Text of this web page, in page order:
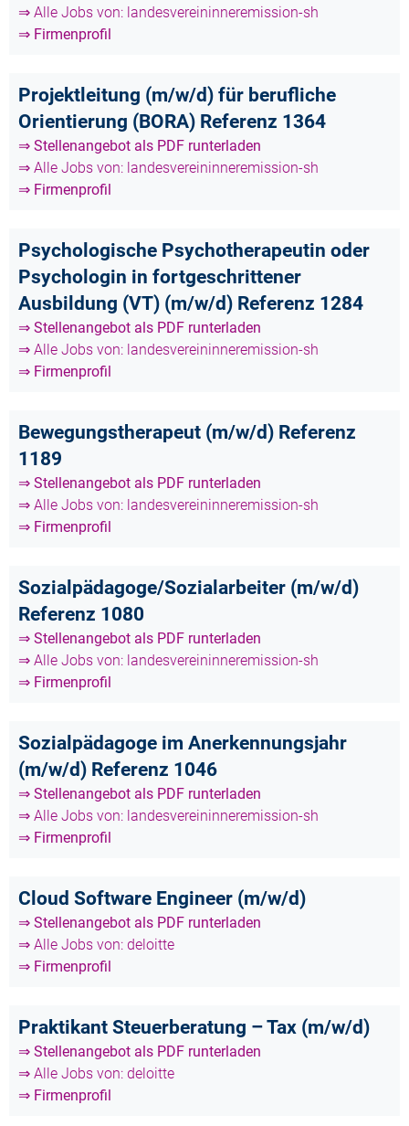
⇒ Alle Jobs von: landesvereininneremission-sh
⇒ Firmenprofil
Projektleitung (m/w/d) für berufliche
Orientierung (BORA) Referenz 1364
⇒ Stellenangebot als PDF runterladen
⇒ Alle Jobs von: landesvereininneremission-sh
⇒ Firmenprofil
Psychologische Psychotherapeutin oder
Psychologin in fortgeschrittener
Ausbildung (VT) (m/w/d) Referenz 1284
⇒ Stellenangebot als PDF runterladen
⇒ Alle Jobs von: landesvereininneremission-sh
⇒ Firmenprofil
Bewegungstherapeut (m/w/d) Referenz
1189
⇒ Stellenangebot als PDF runterladen
⇒ Alle Jobs von: landesvereininneremission-sh
⇒ Firmenprofil
Sozialpädagoge/Sozialarbeiter (m/w/d)
Referenz 1080
⇒ Stellenangebot als PDF runterladen
⇒ Alle Jobs von: landesvereininneremission-sh
⇒ Firmenprofil
Sozialpädagoge im Anerkennungsjahr
(m/w/d) Referenz 1046
⇒ Stellenangebot als PDF runterladen
⇒ Alle Jobs von: landesvereininneremission-sh
⇒ Firmenprofil
Cloud Software Engineer (m/w/d)
⇒ Stellenangebot als PDF runterladen
⇒ Alle Jobs von: deloitte
⇒ Firmenprofil
Praktikant Steuerberatung – Tax (m/w/d)
⇒ Stellenangebot als PDF runterladen
⇒ Alle Jobs von: deloitte
⇒ Firmenprofil